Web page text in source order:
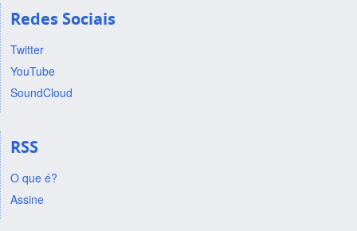
Redes Sociais
Twitter
YouTube
SoundCloud
RSS
O que é?
Assine